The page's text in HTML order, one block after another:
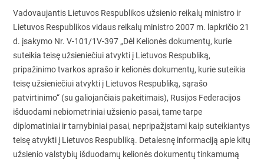
Vadovaujantis Lietuvos Respublikos užsienio reikalų ministro ir
Lietuvos Respublikos vidaus reikalų ministro 2007 m. lapkričio 21
d. įsakymo Nr. V-101/1V-397 „Dėl Kelionės dokumentų, kurie
suteikia teisę užsieniečiui atvykti į Lietuvos Respubliką,
pripažinimo tvarkos aprašo ir kelionės dokumentų, kurie suteikia
teisę užsieniečiui atvykti į Lietuvos Respubliką, sąrašo
patvirtinimo“ (su galiojančiais pakeitimais), Rusijos Federacijos
išduodami nebiometriniai užsienio pasai, tame tarpe
diplomatiniai ir tarnybiniai pasai, nepripažįstami kaip suteikiantys
teisę atvykti į Lietuvos Respubliką. Detalesnę informaciją apie kitų
užsienio valstybių išduodamų kelionės dokumentų tinkamumą